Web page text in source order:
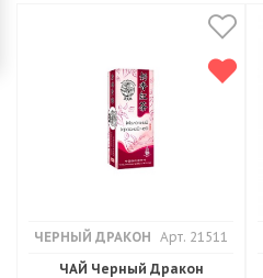
ЧЕРНЫЙ ДРАКОН Арт. 21511
ЧАЙ Черный Дракон